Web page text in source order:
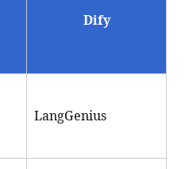
Dify
LangGenius